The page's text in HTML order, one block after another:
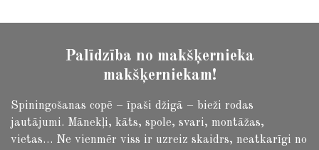
Palīdzība no makšķernieka
makšķerniekam!
Spiningošanas copē – īpaši džigā – bieži rodas
jautājumi. Mānekļi, kāts, spole, svari, montāžas,
vietas… Ne vienmēr viss ir uzreiz skaidrs, neatkarīgi no